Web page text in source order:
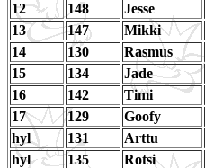
12
148 Jesse
13
147 Mikki
14
130 Rasmus
15
134 Jade
16
142 Timi
17
129 Goofy
hyl
131 Arttu
hyl
135 Rotsi